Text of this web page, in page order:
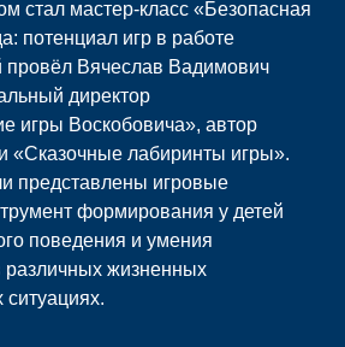
стал мастер-класс «Безопасная
потенциал игр в работе
провёл Вячеслав Вадимович
директор
игры Воскобовича», автор
«Сказочные лабиринты игры».
представлены игровые
формирования у детей
поведения и умения
различных жизненных
ситуациях.